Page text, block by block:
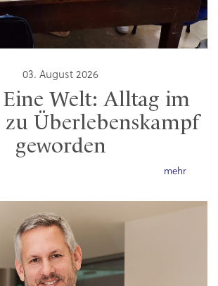
03. August 2026
Eine Welt: Alltag im
Überlebenskampf
geworden
mehr